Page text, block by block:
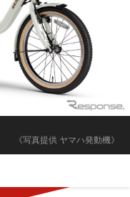
《写真提供 ヤマハ発動機》